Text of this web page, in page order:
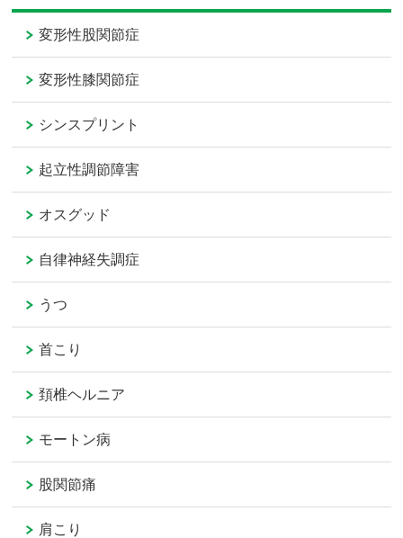
変形性股関節症
変形性膝関節症
シンスプリント
起立性調節障害
オスグッド
自律神経失調症
うつ
首こり
頚椎ヘルニア
モートン病
股関節痛
肩こり